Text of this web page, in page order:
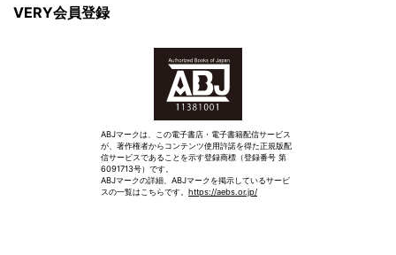
VERY会員登録
ABJマークは、この電子書店・電子書籍配信サービス
が、著作権者からコンテンツ使用許諾を得た正規版配
信サービスであることを示す登録商標（登録番号 第
6091713号）です。
ABJマークの詳細、ABJマークを掲示しているサービ
スの一覧はこちらです。 https://aebs.or.jp/